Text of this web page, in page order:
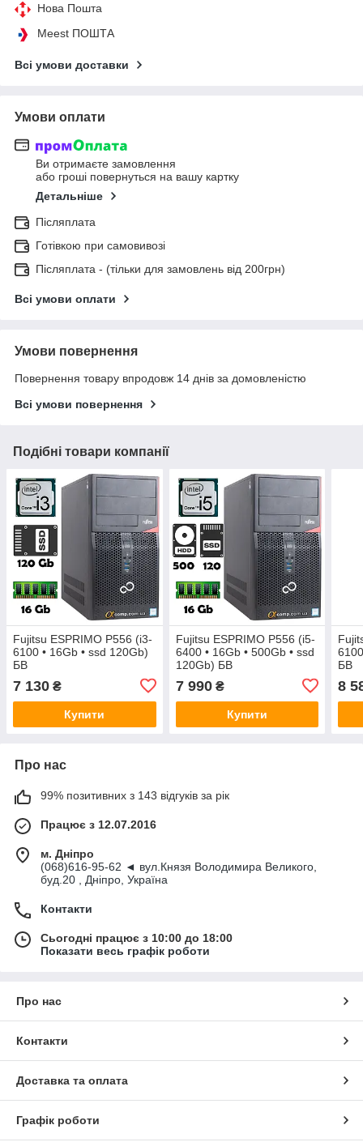
Нова Пошта
Meest ПОШТА
Всі умови доставки
Умови оплати
Ви отримаєте замовлення
або гроші повернуться на вашу картку
Детальніше
Післяплата
Готівкою при самовивозі
Післяплата - (тільки для замовлень від 200грн)
Всі умови оплати
Умови повернення
Повернення товару впродовж 14 днів за домовленістю
Всі умови повернення
Подібні товари компанії
Fujitsu ESPRIMO P556 (i3-
6100 • 16Gb • ssd 120Gb)
БВ
7 130 ₴
Купити
Fujitsu ESPRIMO P556 (i5-
6400 • 16Gb • 500Gb • ssd
120Gb) БВ
7 990₴
Купити
БВ
8
Про нас
99% позитивних з 143 відгуків за рік
Працює з 12.07.2016
м. Дніпро
(068)616-95-62 ◄ вул.Князя Володимира Великого,
буд.20 , Дніпро, Україна
Контакти
Сьогодні працює з 10:00 до 18:00
Показати весь графік роботи
Про нас
Контакти
Доставка та оплата
Графік роботи